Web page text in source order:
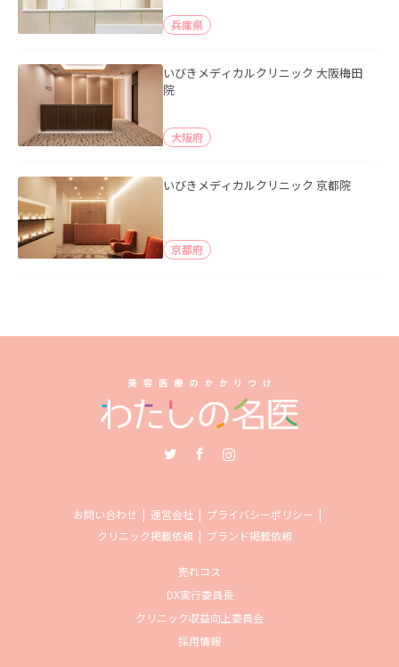
兵庫県
いびきメディカルクリニック 大阪梅田
院
大阪府
いびきメディカルクリニック 京都院
京都府
お問い合わせ 運営会社
プライバシーポリシー
クリニック掲載依頼
ブランド掲載依頼
売れコス
DX実行委員長
クリニック収益向上委員会
採用情報